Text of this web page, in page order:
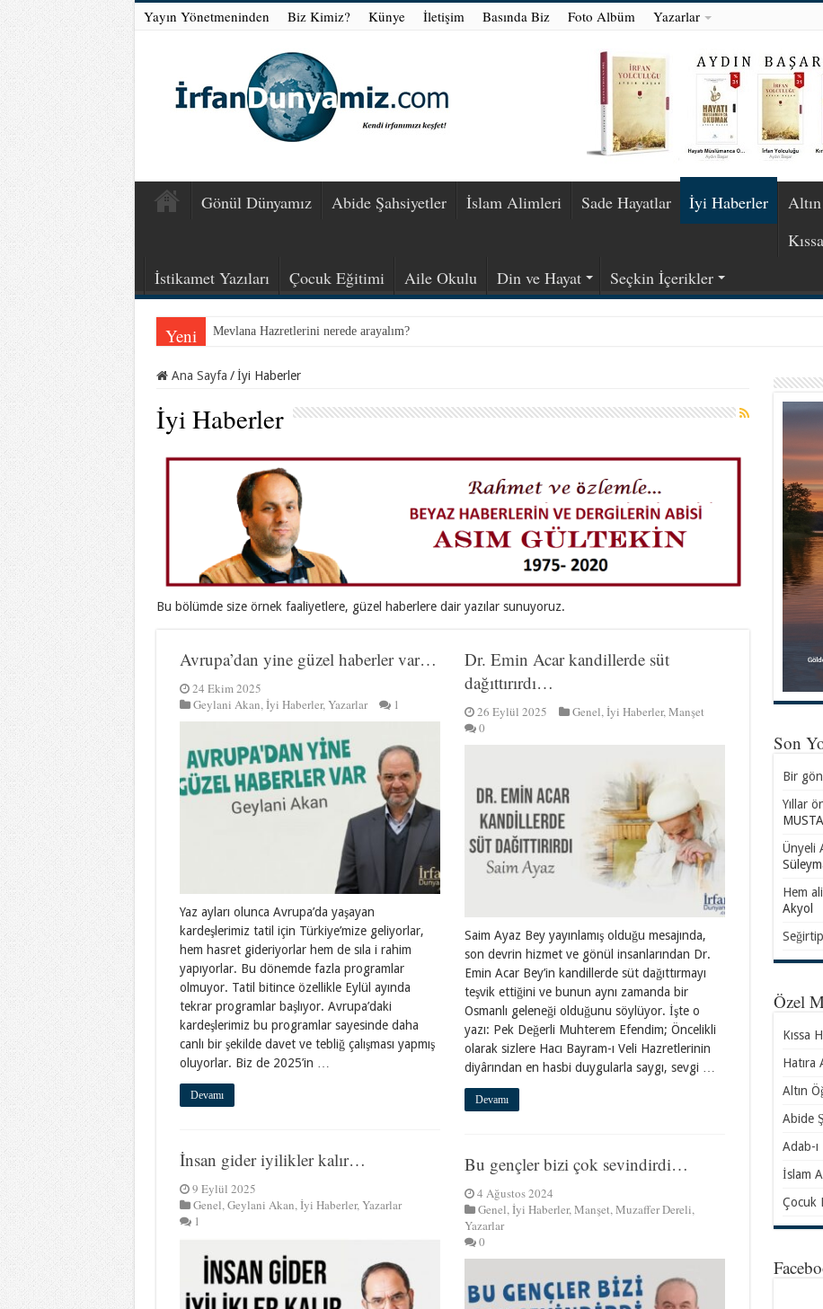
Yayın Yönetmeninden Biz Kimiz? Künye İletişim Basında Biz Foto Albüm Yazarlar
Gönül Dünyamız Abide Şahsiyetler İslam Alimleri Sade Hayatlar İyi Haberler
İstikamet Yazıları
Çocuk Eğitimi Aile Okulu Din ve Hayat Seçkin İçerikler
Yeni Mevlana Hazretlerini nerede arayalım?
Ana Sayfa / İyi Haberler
İyi Haberler
Bu bölümde size örnek faaliyetlere, güzel haberlere dair yazılar sunuyoruz.
Avrupa’dan yine güzel haberler var…
24 Ekim 2025
Geylani Akan, İyi Haberler, Yazarlar 1
Yaz ayları olunca Avrupa’da yaşayan
kardeşlerimiz tatil için Türkiye’mize geliyorlar,
hem hasret gideriyorlar hem de sıla i rahim
yapıyorlar. Bu dönemde fazla programlar
olmuyor. Tatil bitince özellikle Eylül ayında
tekrar programlar başlıyor. Avrupa’daki
kardeşlerimiz bu programlar sayesinde daha
canlı bir şekilde davet ve tebliğ çalışması yapmış
oluyorlar. Biz de 2025’in …
Devamı
Dr. Emin Acar kandillerde süt
dağıttırırdı…
26 Eylül 2025 Genel, İyi Haberler, Manşet
0
Saim Ayaz Bey yayınlamış olduğu mesajında,
son devrin hizmet ve gönül insanlarından Dr.
Emin Acar Bey’in kandillerde süt dağıttırmayı
teşvik ettiğini ve bunun aynı zamanda bir
Osmanlı geleneği olduğunu söylüyor. İşte o
yazı: Pek Değerli Muhterem Efendim; Öncelikli
olarak sizlere Hacı Bayram-ı Veli Hazretlerinin
diyârından en hasbi duygularla saygı, sevgi …
Devamı
İnsan gider iyilikler kalır…
9 Eylül 2025
Genel, Geylani Akan, İyi Haberler, Yazarlar
1
Bu gençler bizi çok sevindirdi…
4 Ağustos 2024
Genel, İyi Haberler, Manşet, Muzaffer Dereli,
Yazarlar
0
Son
Bir
Yıllar
Ünyeli
Hem
Akyol
Özel
Kıssa
Hatıra
Altın
Abide
Adab-
İslam
Çocuk